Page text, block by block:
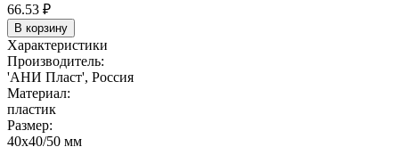
66.53 ₽
В корзину
Характеристики
Производитель:
'АНИ Пласт', Россия
Материал:
пластик
Размер:
40х40/50 мм